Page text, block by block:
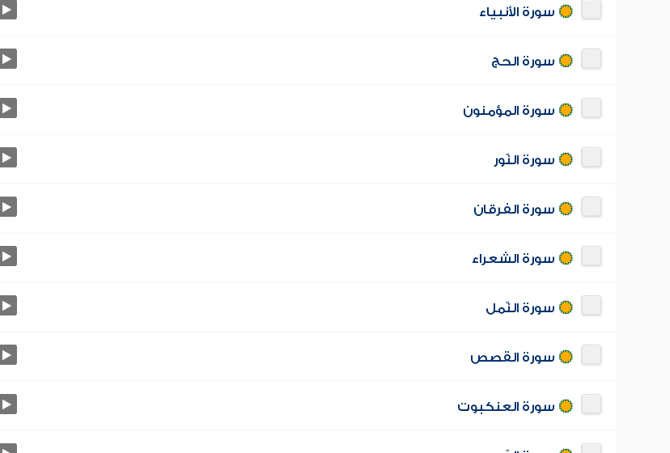
سورة الأنبياء
سورة الحج
سورة المؤمنون
سورة النّور
سورة الفرقان
سورة الشعراء
سورة النّمل
سورة القصص
سورة العنكبوت